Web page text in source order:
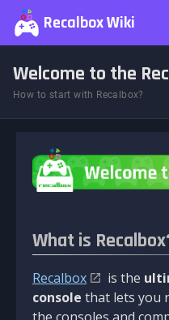
Recalbox Wiki
Welcome to the
How to start with Recalbox?
What is
Recalbox is the
console that lets you